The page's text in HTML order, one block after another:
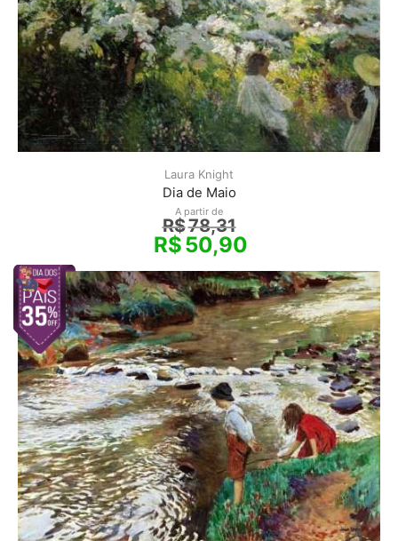
Laura Knight
Dia de Maio
A partir de
R$78,31
R$50,90